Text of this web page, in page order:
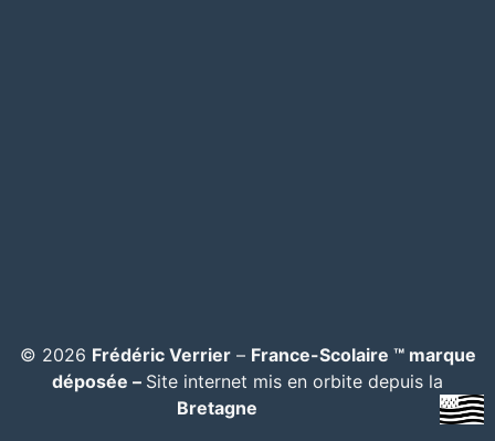
© 2026 Frédéric Verrier– France-Scolaire ™ marque
déposée – Site internet mis en orbite depuis la
Bretagne